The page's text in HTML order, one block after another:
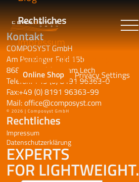
Rechtliches
Impressum
Datenschutzerklärung
Online Shop Privacy Settings
Kontakt
COMPOSYST GmbH
Am Penzinger Feld 15b
86899 Landsberg am Lech
Telefon:+49 (0) 8191 96363-0
Fax:+49 (0) 8191 96363-99
Mail:office@composyst.com
© 2026 | Composyst GmbH
Rechtliches
Impressum
Datenschutzerklärung
EXPERTS
FOR LIGHTWEIGHT.